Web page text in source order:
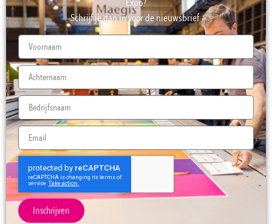
Expo?
Schrijf je dan in voor de nieuwsbrief.
Inschrijven